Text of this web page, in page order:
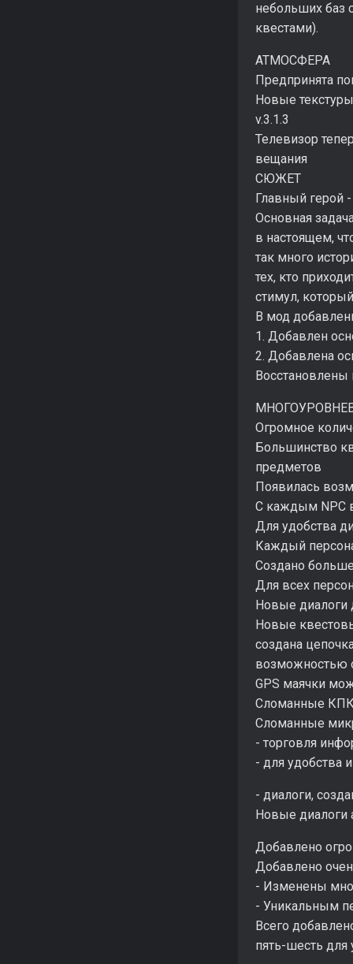
небольших баз
квестами).
АТМОСФЕРА
Предпринята
Новые
v.3.1.3
Телевизор
вещания
СЮЖЕТ
Главный герой
Основная
в настоящем,
так много
тех, кто
стимул,
В мод
1. Добавлен
2. Добавлена
Восстановлены
Огромное
Большинство
предметов
Появилась
С каждым NPC
Для удобства
Каждый
Создано
Для всех
Новые диалоги
Новые
создана
возможностью
GPS маячки
Сломанные КПК
Сломанные
- торговля
- для удобства
- диалоги,
Новые диалоги
Добавлено
Добавлено
- Изменены
- Уникальным
Всего
пять-шесть